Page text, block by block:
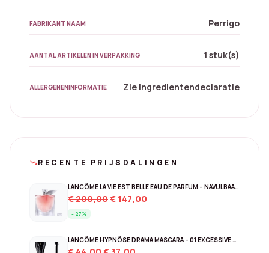
FABRIKANT NAAM Perrigo
AANTAL ARTIKELEN IN VERPAKKING 1 stuk(s)
ALLERGENENINFORMATIE Zie ingredientendeclaratie
trending_downRECENTE PRIJSDALINGEN
LANCÔME LA VIE EST BELLE EAU DE PARFUM – NAVULBAAR 150 ML
€200,00Original
€ 200,00.
€ 147,00
- 27%
LANCÔME HYPNÔSE DRAMA MASCARA – 01 EXCESSIVE BLACK